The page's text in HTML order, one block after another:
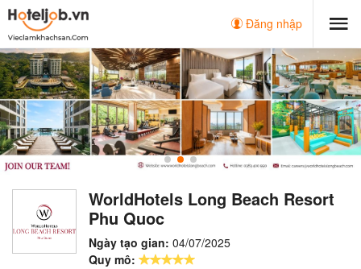
Đăng nhập
WorldHotels Long Beach Resort
Phu Quoc
Ngày tạo gian: 04/07/2025
Quy mô: